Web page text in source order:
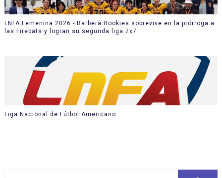
LNFA Femenina 2026 - Barberà Rookies sobrevive en la prórroga a
las Firebats y logran su segunda liga 7x7
Liga Nacional de Fútbol Americano